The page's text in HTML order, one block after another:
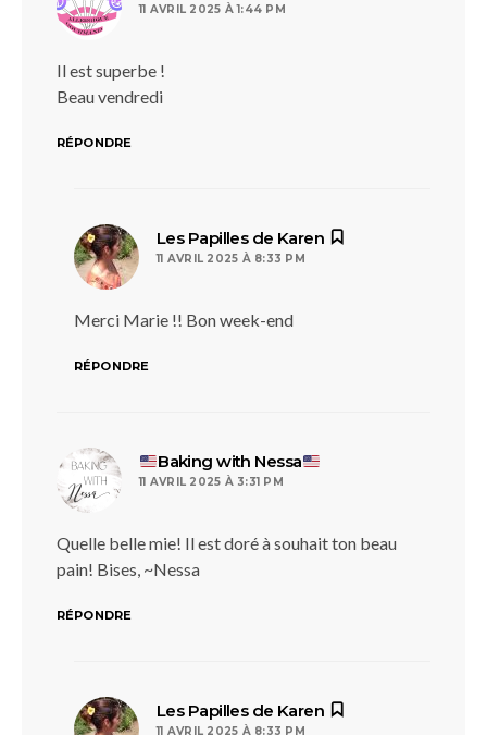
11 AVRIL 2025 À 1:44 PM
Il est superbe !
Beau vendredi
RÉPONDRE
Les Papilles de Karen
11 AVRIL 2025 À 8:33 PM
Merci Marie !! Bon week-end
RÉPONDRE
Baking with Nessa
11 AVRIL 2025 À 3:31 PM
Quelle belle mie! Il est doré à souhait ton beau
pain! Bises, ~Nessa
RÉPONDRE
Les Papilles de Karen
11 AVRIL 2025 À 8:33 PM